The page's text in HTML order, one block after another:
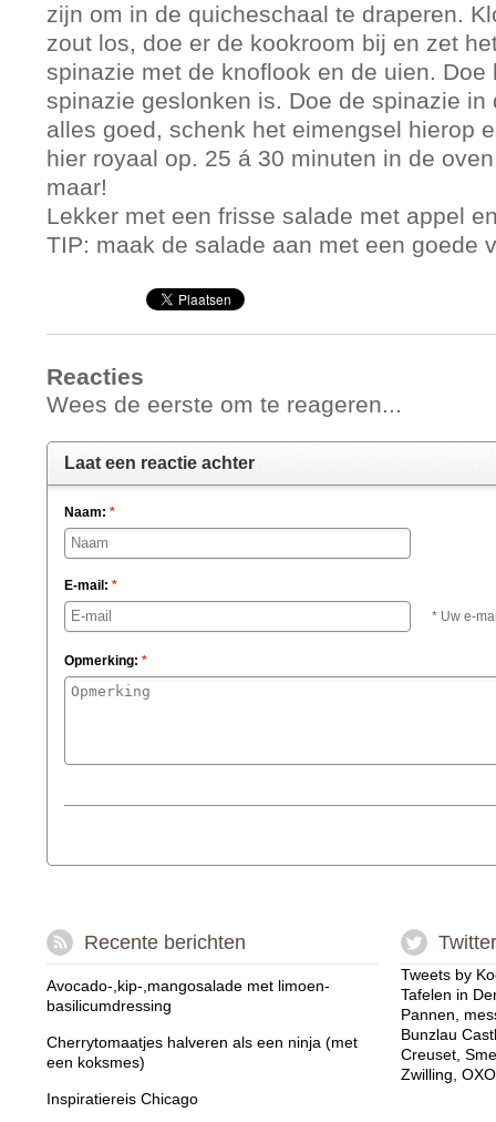
zijn om in de quicheschaal te draperen.
zout los, doe er de kookroom bij en zet
spinazie met de knoflook en de uien. Doe
spinazie geslonken is. Doe de spinazie
alles goed, schenk het eimengsel hierop
hier royaal op. 25 á 30 minuten in de
maar!
Lekker met een frisse salade met appel
TIP: maak de salade aan met een goede
Reacties
Wees de eerste om te reageren...
Laat een reactie achter
Naam: *
E-mail: *
* Uw e-
Opmerking: *
Recente berichten
Avocado-,kip-,mangosalade met limoen-
basilicumdressing
Cherrytomaatjes halveren als een ninja (met
een koksmes)
Inspiratiereis Chicago
Twitter
Tweets by
Tafelen in
Pannen,
Bunzlau
Creuset,
Zwilling,